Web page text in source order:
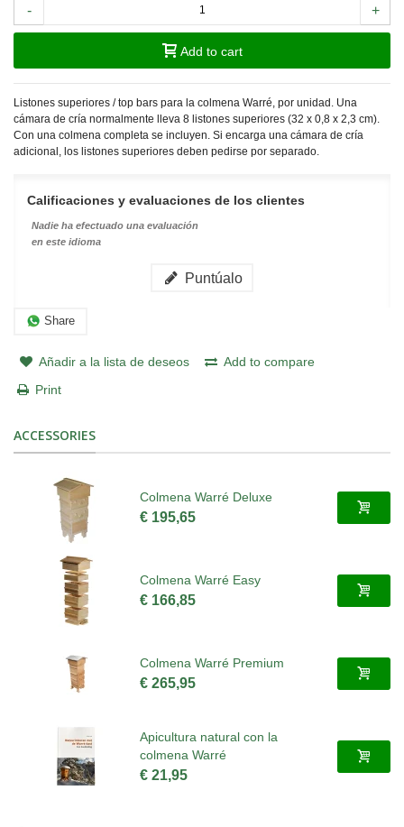
- +
Add to cart
Listones superiores / top bars para la colmena Warré, por unidad. Una
cámara de cría normalmente lleva 8 listones superiores (32 x 0,8 x 2,3 cm).
Con una colmena completa se incluyen. Si encarga una cámara de cría
adicional, los listones superiores deben pedirse por separado.
Calificaciones y evaluaciones de los clientes
Nadie ha efectuado una evaluación
en este idioma
Puntúalo
Share
Añadir a la lista de deseos
Add to compare
Print
ACCESSORIES
Colmena Warré Deluxe
€ 195,65
Colmena Warré Easy
€ 166,85
Colmena Warré Premium
€ 265,95
Apicultura natural con la
colmena Warré
€ 21,95